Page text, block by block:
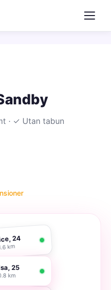
· ✓ Utan tabun
24
km
25
km